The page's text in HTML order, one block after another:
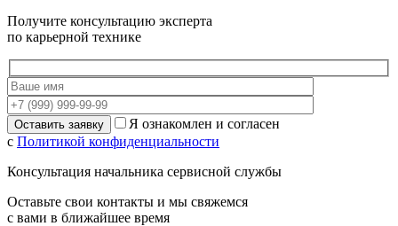
Получите консультацию эксперта
по карьерной технике
Я ознакомлен и согласен
с Политикой конфиденциальности
Консультация начальника сервисной службы
Оставьте свои контакты и мы свяжемся
с вами в ближайшее время